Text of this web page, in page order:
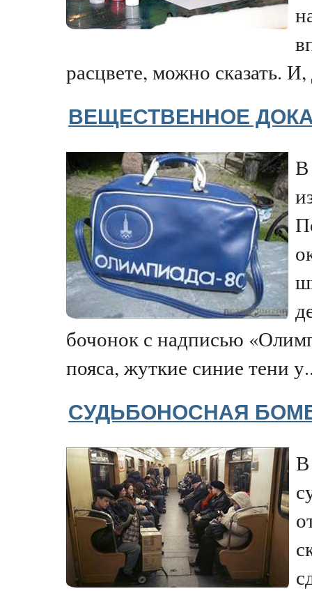
расцвете, можно сказать.
ВЕЩЕСТВЕННОЕ
В
бочонок с надписью
пояса, жуткие синие тени
СУДЬБОНОСНАЯ
В